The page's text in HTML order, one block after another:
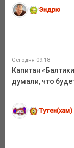
Эндрю
Сегодня 09:18
Капитан
думали, что
Тутен(хам)